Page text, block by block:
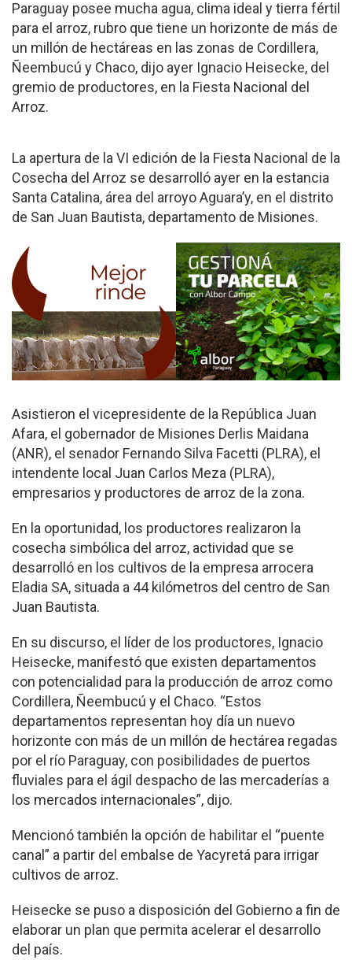
Paraguay posee mucha agua, clima ideal y tierra fértil
para el arroz, rubro que tiene un horizonte de más de
un millón de hectáreas en las zonas de Cordillera,
Ñeembucú y Chaco, dijo ayer Ignacio Heisecke, del
gremio de productores, en la Fiesta Nacional del
Arroz.
La apertura de la VI edición de la Fiesta Nacional de la
Cosecha del Arroz se desarrolló ayer en la estancia
Santa Catalina, área del arroyo Aguara’y, en el distrito
de San Juan Bautista, departamento de Misiones.
Asistieron el vicepresidente de la República Juan
Afara, el gobernador de Misiones Derlis Maidana
(ANR), el senador Fernando Silva Facetti (PLRA), el
intendente local Juan Carlos Meza (PLRA),
empresarios y productores de arroz de la zona.
En la oportunidad, los productores realizaron la
cosecha simbólica del arroz, actividad que se
desarrolló en los cultivos de la empresa arrocera
Eladia SA, situada a 44 kilómetros del centro de San
Juan Bautista.
En su discurso, el líder de los productores, Ignacio
Heisecke, manifestó que existen departamentos
con potencialidad para la producción de arroz como
Cordillera, Ñeembucú y el Chaco. “Estos
departamentos representan hoy día un nuevo
horizonte con más de un millón de hectárea regadas
por el río Paraguay, con posibilidades de puertos
fluviales para el ágil despacho de las mercaderías a
los mercados internacionales”, dijo.
Mencionó también la opción de habilitar el “puente
canal” a partir del embalse de Yacyretá para irrigar
cultivos de arroz.
Heisecke se puso a disposición del Gobierno a fin de
elaborar un plan que permita acelerar el desarrollo
del país.